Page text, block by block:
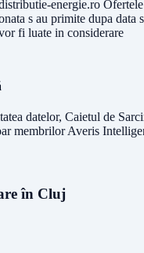
energie.ro
s au primite dupa data
fi luate in considerare
datelor, Caietul de
membrilor Averis
în Cluj